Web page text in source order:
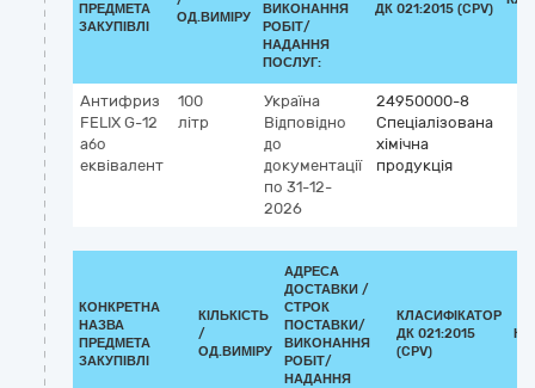
ПРЕДМЕТА
ЗАКУПІВЛІ
ОД.ВИМІРУ
ВИКОНАННЯ
РОБІТ/
НАДАННЯ
ПОСЛУГ:
ДК 021:2015 (CPV)
Антифриз
FELIX G-12
або
еквівалент
100
літр
Україна
Відповідно
до
документації
по 31-12-
2026
24950000-8
Спеціалізована
хімічна
продукція
КОНКРЕТНА
НАЗВА
ПРЕДМЕТА
ЗАКУПІВЛІ
КІЛЬКІСТЬ
/
ОД.ВИМІРУ
АДРЕСА
ДОСТАВКИ /
СТРОК
ПОСТАВКИ/
ВИКОНАННЯ
РОБІТ/
НАДАННЯ
КЛАСИФІКАТОР
ДК 021:2015
(CPV)